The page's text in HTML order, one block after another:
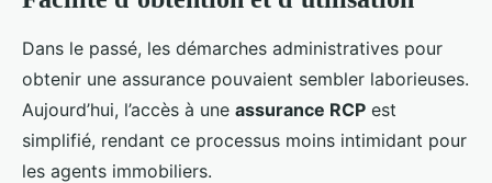
Dans le passé, les démarches administratives pour
obtenir une assurance pouvaient sembler laborieuses.
Aujourd’hui, l’accès à une assurance RCP est
simplifié, rendant ce processus moins intimidant pour
les agents immobiliers.